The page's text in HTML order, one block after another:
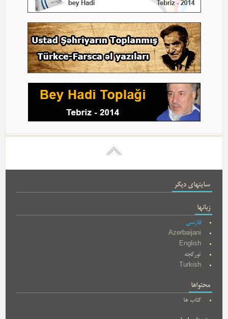
سایتهای دیگر
زبانها
فارسی
Azerbaijani
English
تورکجه
Turkish
محتواها
کتاب ها